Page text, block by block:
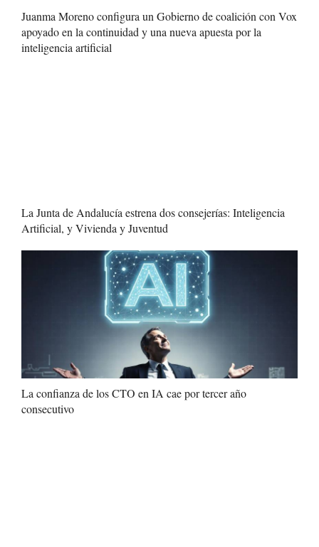
Juanma Moreno configura un Gobierno de coalición con Vox
apoyado en la continuidad y una nueva apuesta por la
inteligencia artificial
La Junta de Andalucía estrena dos consejerías: Inteligencia
Artificial, y Vivienda y Juventud
La confianza de los CTO en IA cae por tercer año
consecutivo